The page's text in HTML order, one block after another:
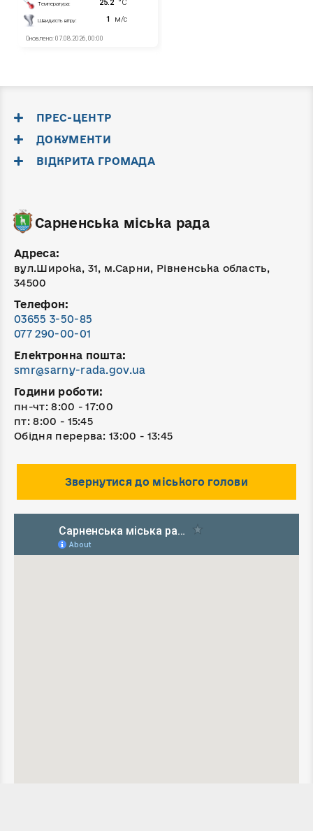
ПРЕС-ЦЕНТР
ДОКУМЕНТИ
ВІДКРИТА ГРОМАДА
Сарненська міська рада
Адреса:
вул.Широка, 31, м.Сарни, Рівненська область,
34500
Телефон:
03655 3-50-85
077 290-00-01
Електронна пошта:
smr@sarny-rada.gov.ua
Години роботи:
пн-чт: 8:00 - 17:00
пт: 8:00 - 15:45
Обідня перерва: 13:00 - 13:45
Звернутися до міського голови